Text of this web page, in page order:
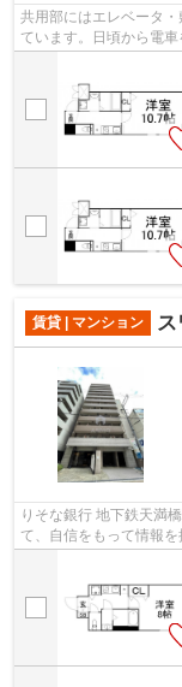
共用部にはエレベータ
ています。日頃から電
賃貸 | マンション
りそな銀行 地下鉄天満
て、自信をもって情報
で、徒歩5分で駅に行く